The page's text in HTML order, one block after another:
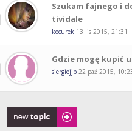
Szukam fajnego i
tividale
kocurek 13 lis 2015, 21:31
Gdzie mogę kupić
siergiejjp 22 paź 2015,
Napisz wątek